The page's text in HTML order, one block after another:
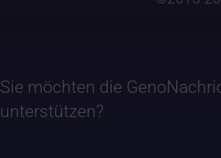
Sie möchten die
unterstützen?